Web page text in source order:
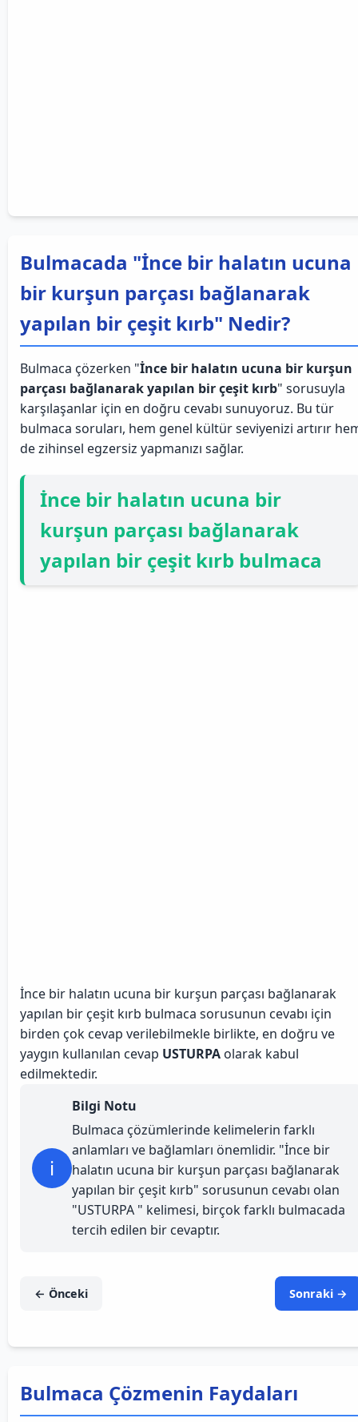
Bulmacada "İnce bir halatın ucuna
bir kurşun parçası bağlanarak
yapılan bir çeşit kırb" Nedir?
Bulmaca çözerken "İnce bir halatın ucuna bir kurşun
parçası bağlanarak yapılan bir çeşit kırb" sorusuyla
karşılaşanlar için en doğru cevabı sunuyoruz. Bu tür
bulmaca soruları, hem genel kültür seviyenizi artırır
de zihinsel egzersiz yapmanızı sağlar.
İnce bir halatın ucuna bir
kurşun parçası bağlanarak
yapılan bir çeşit kırb bulmaca
İnce bir halatın ucuna bir kurşun parçası bağlanarak
yapılan bir çeşit kırb bulmaca sorusunun cevabı için
birden çok cevap verilebilmekle birlikte, en doğru ve
yaygın kullanılan cevap USTURPA olarak kabul
edilmektedir.
i
Bilgi Notu
Bulmaca çözümlerinde kelimelerin farklı
anlamları ve bağlamları önemlidir. "İnce bir
halatın ucuna bir kurşun parçası bağlanarak
yapılan bir çeşit kırb" sorusunun cevabı olan
"USTURPA " kelimesi, birçok farklı bulmacada
tercih edilen bir cevaptır.
← Önceki Sonraki →
Bulmaca Çözmenin Faydaları